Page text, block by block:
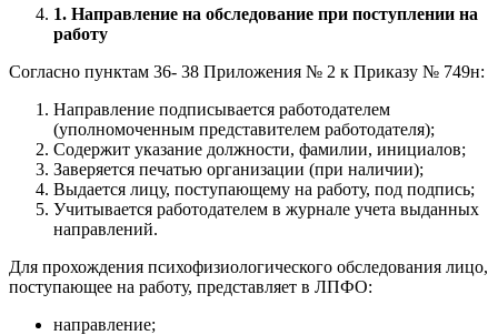
1. Направление на обследование при поступлении на
работу
Согласно пунктам 36- 38 Приложения № 2 к Приказу № 749н:
Направление подписывается работодателем
(уполномоченным представителем работодателя);
Содержит указание должности, фамилии, инициалов;
Заверяется печатью организации (при наличии);
Выдается лицу, поступающему на работу, под подпись;
Учитывается работодателем в журнале учета выданных
направлений.
Для прохождения психофизиологического обследования лицо,
поступающее на работу, представляет в ЛПФО:
направление;